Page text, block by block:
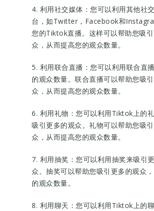
4. 利用社交媒体：您可以利用其他社
台，如Twitter，Facebook和
您的Tiktok直播。这样可以帮助您吸
众，从而提高您的观众数量。
5. 利用联合直播：您可以利用联合直
的观众数量。联合直播可以帮助您吸
众，从而提高您的观众数量。
6. 利用礼物：您可以利用Tiktok上的
吸引更多的观众。礼物可以帮助您吸
众，从而提高您的观众数量。
7. 利用抽奖：您可以利用抽奖来吸引
众。抽奖可以帮助您吸引更多的观众
的观众数量。
8. 利用聊天：您可以利用Tiktok上的